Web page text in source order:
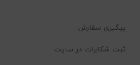
پیگیری سفارش
ثبت شکایات در سایت